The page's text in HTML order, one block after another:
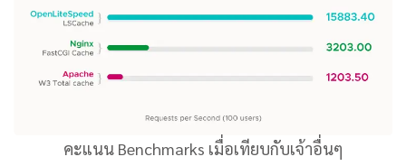
คะแนน Benchmarks เมื่อเทียบกับเจ้าอื่นๆ